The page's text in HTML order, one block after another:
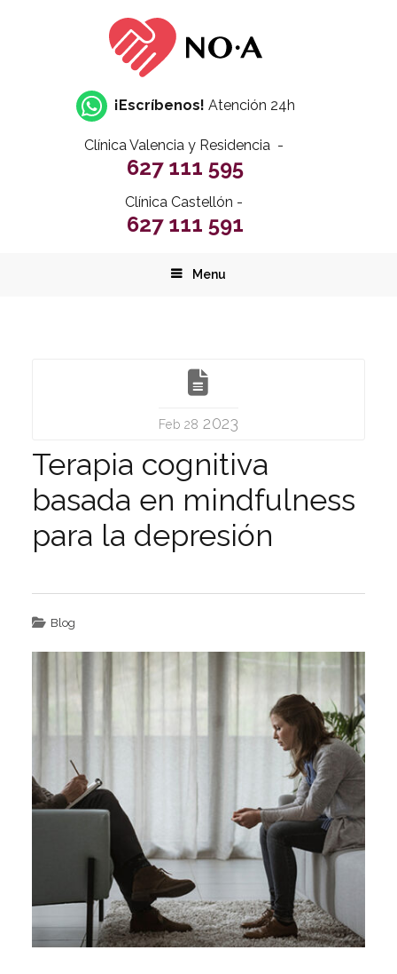
¡Escríbenos! Atención 24h
Clínica Valencia y Residencia -
627 111 595
Clínica Castellón -
627 111 591
Menu
Feb 282023
Terapia cognitiva
basada en mindfulness
para la depresión
Blog